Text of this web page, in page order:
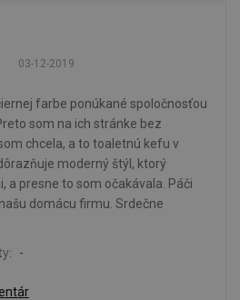
03-12-2019
farbe ponúkané spoločnosťou
som na ich stránke bez
chcela, a to toaletnú kefu v
moderný štýl, ktorý
a presne to som očakávala. Páči
domácu firmu. Srdečne
-